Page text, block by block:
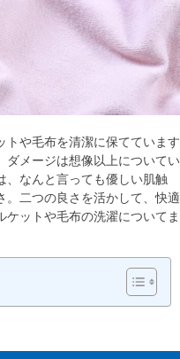
トや毛布を清潔に保てています
ダメージは想像以上についてい
、なんと言っても優しい肌触
。二つの良さを活かして、快適
ットや毛布の洗濯についてま